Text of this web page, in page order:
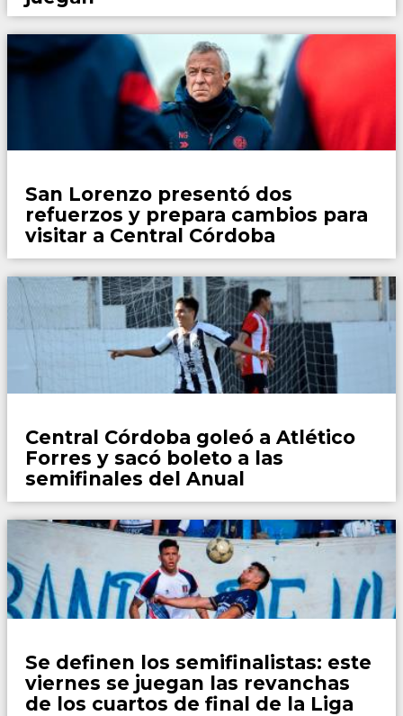
San Lorenzo presentó dos
refuerzos y prepara cambios para
visitar a Central Córdoba
Central Córdoba goleó a Atlético
Forres y sacó boleto a las
semifinales del Anual
Se definen los semifinalistas: este
viernes se juegan las revanchas
de los cuartos de final de la Liga